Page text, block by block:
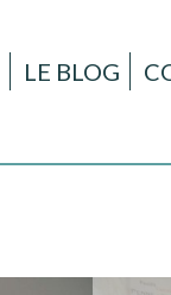
LE BLOG